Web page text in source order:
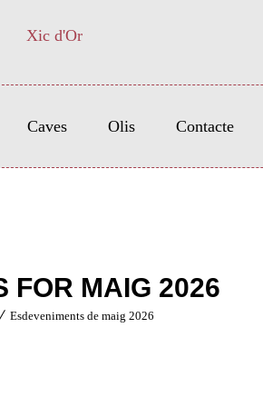
Caves Olis Contacte
FOR MAIG 2026
Esdeveniments de maig 2026